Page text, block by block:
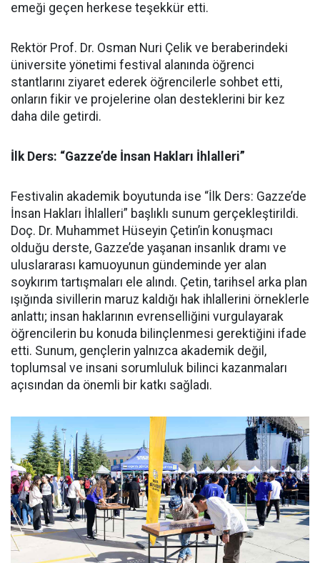
emeği geçen herkese teşekkür etti.
Rektör Prof. Dr. Osman Nuri Çelik ve beraberindeki
üniversite yönetimi festival alanında öğrenci
stantlarını ziyaret ederek öğrencilerle sohbet etti,
onların fikir ve projelerine olan desteklerini bir kez
daha dile getirdi.
İlk Ders: “Gazze’de İnsan Hakları İhlalleri”
Festivalin akademik boyutunda ise “İlk Ders: Gazze’de
İnsan Hakları İhlalleri” başlıklı sunum gerçekleştirildi.
Doç. Dr. Muhammet Hüseyin Çetin’in konuşmacı
olduğu derste, Gazze’de yaşanan insanlık dramı ve
uluslararası kamuoyunun gündeminde yer alan
soykırım tartışmaları ele alındı. Çetin, tarihsel arka plan
ışığında sivillerin maruz kaldığı hak ihlallerini örneklerle
anlattı; insan haklarının evrenselliğini vurgulayarak
öğrencilerin bu konuda bilinçlenmesi gerektiğini ifade
etti. Sunum, gençlerin yalnızca akademik değil,
toplumsal ve insani sorumluluk bilinci kazanmaları
açısından da önemli bir katkı sağladı.